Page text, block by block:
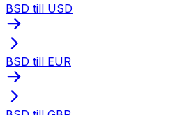
BSD till USD
BSD till EUR